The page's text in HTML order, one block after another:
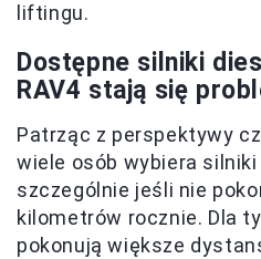
liftingu.
Dostępne silniki
RAV4 stają się
Patrząc z perspektywy
wiele osób wybiera silniki
szczególnie jeśli nie
kilometrów rocznie. Dla
pokonują większe